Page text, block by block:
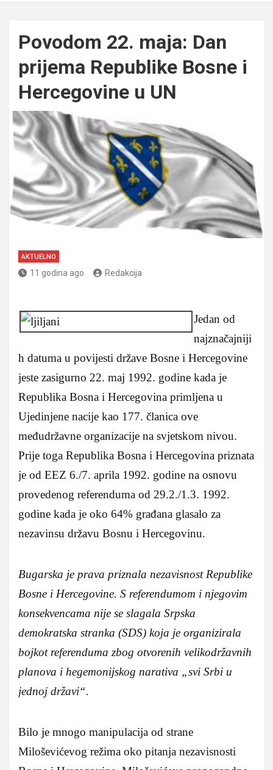
Povodom 22. maja: Dan
prijema Republike Bosne i
Hercegovine u UN
AKTUELNO
11 godina ago Redakcija
Jedan od
najznačajniji
h datuma u povijesti države Bosne i Hercegovine
jeste zasigurno 22. maj 1992. godine kada je
Republika Bosna i Hercegovina primljena u
Ujedinjene nacije kao 177. članica ove
međudržavne organizacije na svjetskom nivou.
Prije toga Republika Bosna i Hercegovina priznata
je od EEZ 6./7. aprila 1992. godine na osnovu
provedenog referenduma od 29.2./1.3. 1992.
godine kada je oko 64% građana glasalo za
nezavinsu državu Bosnu i Hercegovinu.
Bugarska je prava priznala nezavisnost Republike
Bosne i Hercegovine. S referendumom i njegovim
konsekvencama nije se slagala Srpska
demokratska stranka (SDS) koja je organizirala
bojkot referenduma zbog otvorenih velikodržavnih
planova i hegemonijskog narativa „svi Srbi u
jednoj državi“.
Bilo je mnogo manipulacija od strane
Miloševićevog režima oko pitanja nezavisnosti